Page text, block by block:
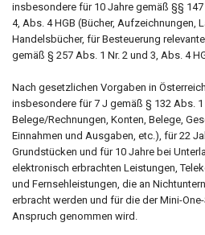
insbesondere für 10 Jahre gemäß §§ 147
4, Abs. 4 HGB (Bücher, Aufzeichnungen,
Handelsbücher, für Besteuerung
gemäß § 257 Abs. 1 Nr. 2 und 3, Abs. 4
Nach gesetzlichen Vorgaben in
insbesondere für 7 J gemäß § 132 Abs.
Belege/Rechnungen, Konten, Belege,
Einnahmen und Ausgaben, etc.), für 22
Grundstücken und für 10 Jahre bei
elektronisch erbrachten Leistungen,
und Fernsehleistungen, die an
erbracht werden und für die der Mini-
Anspruch genommen wird.